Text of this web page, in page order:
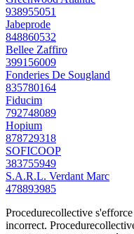
938955051
Jabeprode
848860532
Bellee Zaffiro
399156009
Fonderies De Sougland
835780164
Fiducim
792748089
Hopium
878729318
SOFICOOP
383755949
S.A.R.L. Verdant Marc
478893985
Procedurecollective
incorrect.